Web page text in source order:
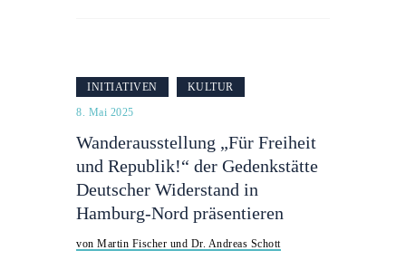
INITIATIVEN KULTUR
8. Mai 2025
Wanderausstellung „Für Freiheit
und Republik!“ der Gedenkstätte
Deutscher Widerstand in
Hamburg-Nord präsentieren
von Martin Fischer und Dr. Andreas Schott